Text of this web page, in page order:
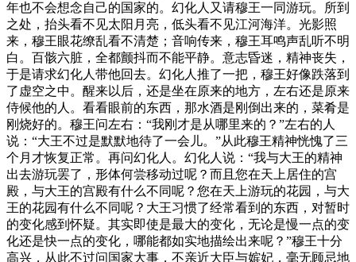
年也不会想念自己的国家的。幻化人又请穆王一同游玩。所到
之处，抬头看不见太阳月亮，低头看不见江河海洋。光影照
来，穆王眼花缭乱看不清楚；音响传来，穆王耳鸣声乱听不明
白。百骸六脏，全都颤抖而不能平静。意志昏迷，精神丧失，
于是请求幻化人带他回去。幻化人推了一把，穆王好像跌落到
了虚空之中。醒来以后，还是坐在原来的地方，左右还是原来
侍候他的人。看看眼前的东西，那水酒是刚倒出来的，菜肴是
刚烧好的。穆王问左右：“我刚才是从哪里来的？”左右的人
说：“大王不过是默默地待了一会儿。”从此穆王精神恍愧了三
个月才恢复正常。再问幻化人。幻化人说：“我与大王的精神
出去游玩罢了，形体何尝移动过呢？而且您在天上居住的宫
殿，与大王的宫殿有什么不同呢？您在天上游玩的花园，与大
王的花园有什么不同呢？大王习惯了经常看到的东西，对暂时
的变化感到怀疑。其实即使是最大的变化，无论是慢一点的变
化还是快一点的变化，哪能都如实地描绘出来呢？”穆王十分
高兴，从此不过问国家大事，不亲近大臣与嫔妃，毫无顾忌地